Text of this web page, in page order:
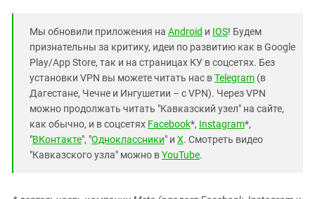
Мы обновили приложения на Android и IOS! Будем
признательны за критику, идеи по развитию как в Google
Play/App Store, так и на страницах КУ в соцсетях. Без
установки VPN вы можете читать нас вTelegram (в
Дагестане, Чечне и Ингушетии – с VPN). Через VPN
можно продолжать читать "Кавказский узел" на сайте,
как обычно, и в соцсетях Facebook*, Instagram*,
"ВКонтакте", "Одноклассники" и X. Смотреть видео
"Кавказского узла" можно вYouTube.